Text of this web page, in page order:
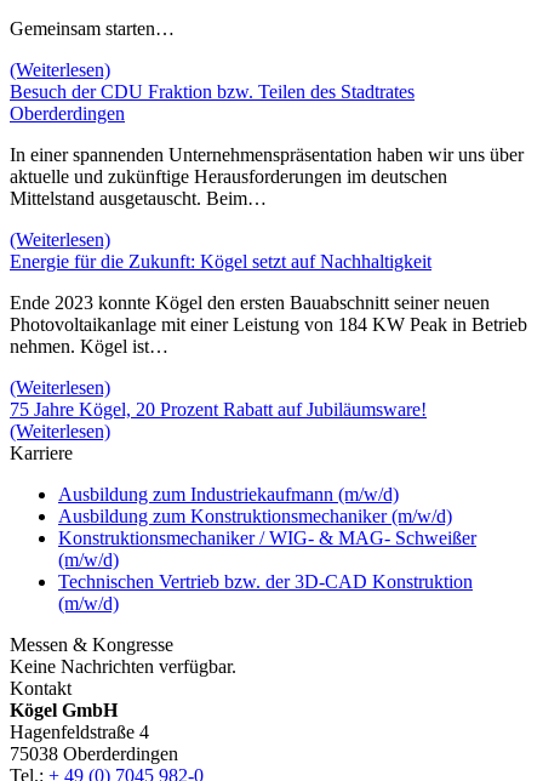
Gemeinsam starten…
(Weiterlesen)
Besuch der CDU Fraktion bzw. Teilen des Stadtrates
Oberderdingen
In einer spannenden Unternehmenspräsentation haben wir uns über
aktuelle und zukünftige Herausforderungen im deutschen
Mittelstand ausgetauscht. Beim…
(Weiterlesen)
Energie für die Zukunft: Kögel setzt auf Nachhaltigkeit
Ende 2023 konnte Kögel den ersten Bauabschnitt seiner neuen
Photovoltaikanlage mit einer Leistung von 184 KW Peak in Betrieb
nehmen. Kögel ist…
(Weiterlesen)
75 Jahre Kögel, 20 Prozent Rabatt auf Jubiläumsware!
(Weiterlesen)
Karriere
Ausbildung zum Industriekaufmann (m/w/d)
Ausbildung zum Konstruktionsmechaniker (m/w/d)
Konstruktionsmechaniker / WIG- & MAG- Schweißer
(m/w/d)
Technischen Vertrieb bzw. der 3D-CAD Konstruktion
(m/w/d)
Messen & Kongresse
Keine Nachrichten verfügbar.
Kontakt
Kögel GmbH
Hagenfeldstraße 4
75038 Oberderdingen
Tel.: + 49 (0) 7045 982-0